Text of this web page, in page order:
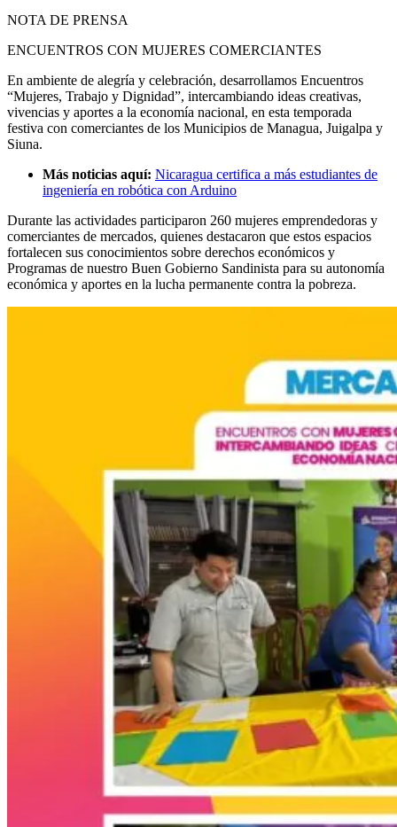
NOTA DE PRENSA
ENCUENTROS CON MUJERES COMERCIANTES
En ambiente de alegría y celebración, desarrollamos Encuentros
“Mujeres, Trabajo y Dignidad”, intercambiando ideas creativas,
vivencias y aportes a la economía nacional, en esta temporada
festiva con comerciantes de los Municipios de Managua, Juigalpa y
Siuna.
Más noticias aquí: Nicaragua certifica a más estudiantes de
ingeniería en robótica con Arduino
Durante las actividades participaron 260 mujeres emprendedoras y
comerciantes de mercados, quienes destacaron que estos espacios
fortalecen sus conocimientos sobre derechos económicos y
Programas de nuestro Buen Gobierno Sandinista para su autonomía
económica y aportes en la lucha permanente contra la pobreza.